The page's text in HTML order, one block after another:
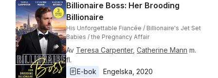
Billionaire Boss: Her Brooding
Billionaire
His Unforgettable Fiancée / Billionaire's Jet Set
Babies / the Pregnancy Affair
Av Teresa Carpenter, Catherine Mann m.
fl.
E-bok
Engelska 2020